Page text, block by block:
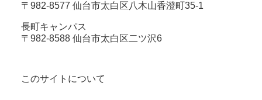
〒982-8577 仙台市太白区八木山香澄町35-1
長町キャンパス
〒982-8588 仙台市太白区二ツ沢6
このサイトについて